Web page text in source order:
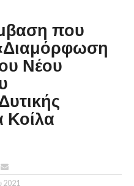
που
Νέου
Κοίλα
2021